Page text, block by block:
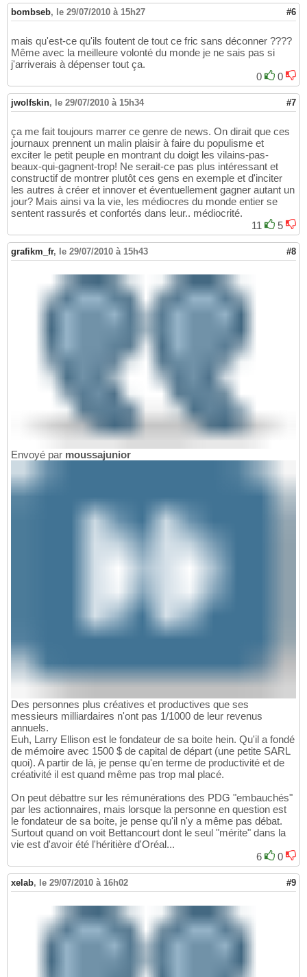
bombseb, le 29/07/2010 à 15h27 #6
mais qu'est-ce qu'ils foutent de tout ce fric sans déconner ????
Même avec la meilleure volonté du monde je ne sais pas si
j'arriverais à dépenser tout ça.
0
0
jwolfskin, le 29/07/2010 à 15h34 #7
ça me fait toujours marrer ce genre de news. On dirait que ces
journaux prennent un malin plaisir à faire du populisme et
exciter le petit peuple en montrant du doigt les vilains-pas-
beaux-qui-gagnent-trop! Ne serait-ce pas plus intéressant et
constructif de montrer plutôt ces gens en exemple et d'inciter
les autres à créer et innover et éventuellement gagner autant un
jour? Mais ainsi va la vie, les médiocres du monde entier se
sentent rassurés et confortés dans leur.. médiocrité.
11
5
grafikm_fr, le 29/07/2010 à 15h43 #8
Envoyé par moussajunior
Des personnes plus créatives et productives que ses
messieurs milliardaires n'ont pas 1/1000 de leur revenus
annuels.
Euh, Larry Ellison est le fondateur de sa boite hein. Qu'il a fondé
de mémoire avec 1500 $ de capital de départ (une petite SARL
quoi). A partir de là, je pense qu'en terme de productivité et de
créativité il est quand même pas trop mal placé.
On peut débattre sur les rémunérations des PDG "embauchés"
par les actionnaires, mais lorsque la personne en question est
le fondateur de sa boite, je pense qu'il n'y a même pas débat.
Surtout quand on voit Bettancourt dont le seul "mérite" dans la
vie est d'avoir été l'héritière d'Oréal...
6
0
xelab, le 29/07/2010 à 16h02 #9